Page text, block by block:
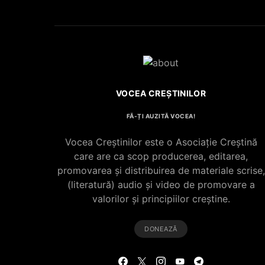
VOCEA CREȘTINILOR
FĂ-ȚI AUZITĂ VOCEA!
Vocea Creștinilor este o Asociație Creștină
care are ca scop producerea, editarea,
promovarea și distribuirea de materiale scrise,
(literatură) audio și video de promovare a
valorilor și principiilor creștine.
DONEAZĂ